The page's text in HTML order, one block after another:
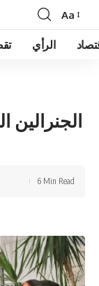
Font
Resizer
Aa
الرأي
الجنرالين
6 Min Read